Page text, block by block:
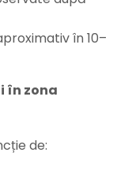
în 10–
în zona
de: